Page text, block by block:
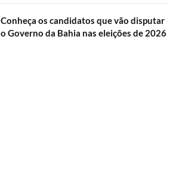
Conheça os candidatos que vão disputar
o Governo da Bahia nas eleições de 2026